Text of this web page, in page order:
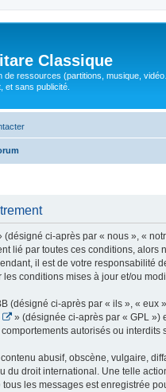
Classique
de ressources (partitions, musique,
et sans publicité.
ci-après par « nous », «
lié par toutes ces conditions,
il est de votre responsabilité
conditions mises à jour et/ou
(désigné ci-après par « ils », «
» (désignée ci-après par « GPL »)
autorisés ou
abusif, obscène, vulgaire,
du droit international. Une telle
les messages est enregistrée